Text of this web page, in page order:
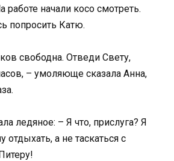
работе начали косо смотреть.
попросить Катю.
свободна. Отведи Свету,
– умоляюще сказала Анна,
ледяное: – Я что, прислуга? Я
отдыхать, а не таскаться с